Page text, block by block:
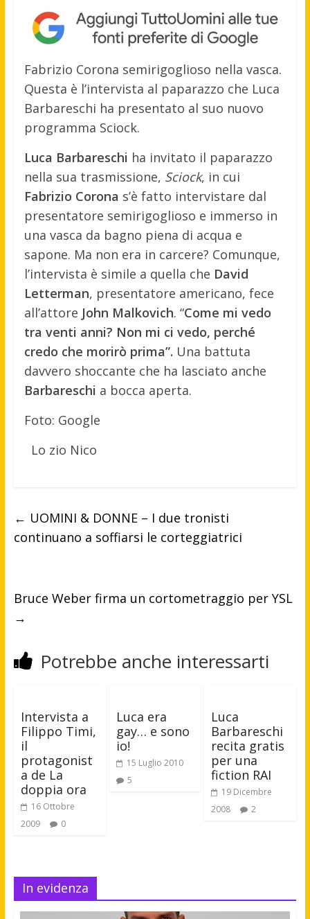
Fabrizio Corona semirigoglioso nella vasca.
Questa è l’intervista al paparazzo che Luca
Barbareschi ha presentato al suo nuovo
programma Sciock.
Luca Barbareschi ha invitato il paparazzo
nella sua trasmissione, Sciock, in cui
Fabrizio Corona s’è fatto intervistare dal
presentatore semirigoglioso e immerso in
una vasca da bagno piena di acqua e
sapone. Ma non era in carcere? Comunque,
l’intervista è simile a quella che David
Letterman, presentatore americano, fece
all’attore John Malkovich. “Come mi vedo
tra venti anni? Non mi ci vedo, perché
credo che morirò prima”. Una battuta
davvero shoccante che ha lasciato anche
Barbareschi a bocca aperta.
Foto: Google
Lo zio Nico
← UOMINI & DONNE – I due tronisti
continuano a soffiarsi le corteggiatrici
Bruce Weber firma un cortometraggio per YSL
→
Potrebbe anche interessarti
Intervista a
Filippo Timi,
il
protagonist
a de La
doppia ora
16 Ottobre
2009
0
Luca era
gay… e sono
io!
15 Luglio 2010
5
Luca
Barbareschi
recita gratis
per una
fiction RAI
19 Dicembre
2008
2
In evidenza